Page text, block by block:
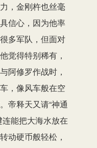
，金刚杵也丝毫
信心，因为他率
多军队，但面对
觉得特别稀有，
阿修罗作战时，
，像风车般在空
帝释天又请“神通
能把大海水放在
动硬币般轻松，